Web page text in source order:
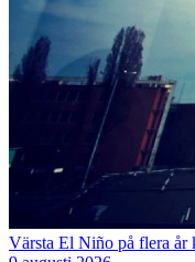
Värsta El Niño på flera år